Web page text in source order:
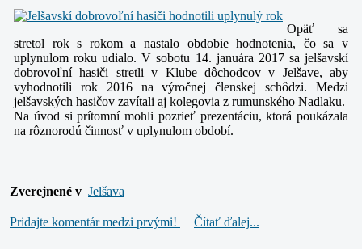
Opäť sa
stretol rok s rokom a nastalo obdobie hodnotenia, čo sa v
uplynulom roku udialo. V sobotu 14. januára 2017 sa jelšavskí
dobrovoľní hasiči stretli v Klube dôchodcov v Jelšave, aby
vyhodnotili rok 2016 na výročnej členskej schôdzi. Medzi
jelšavských hasičov zavítali aj kolegovia z rumunského Nadlaku.
Na úvod si prítomní mohli pozrieť prezentáciu, ktorá poukázala
na rôznorodú činnosť v uplynulom období.
Zverejnené v Jelšava
Pridajte komentár medzi prvými! Čítať ďalej...